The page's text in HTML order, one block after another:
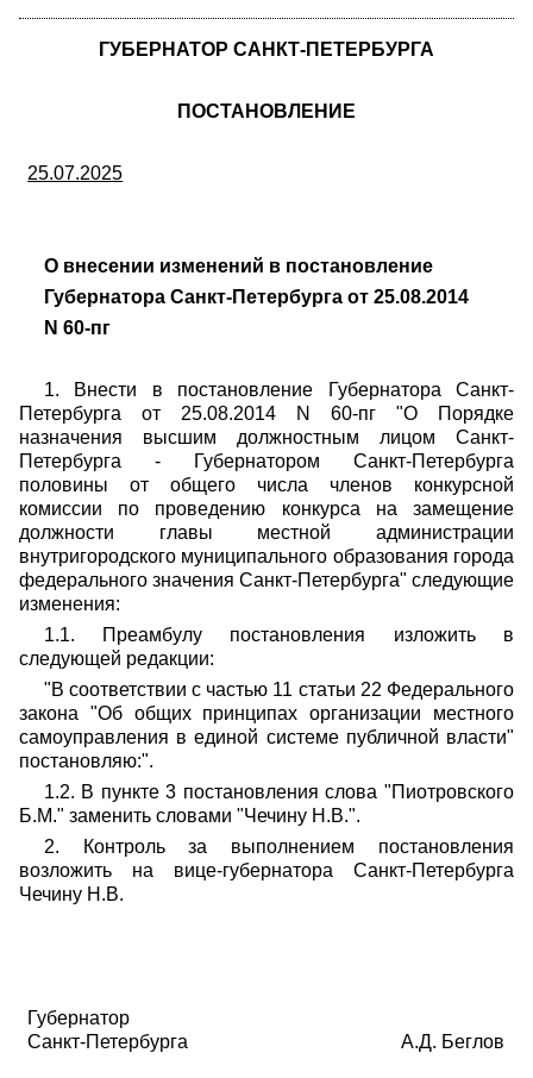
ГУБЕРНАТОР САНКТ-ПЕТЕРБУРГА
ПОСТАНОВЛЕНИЕ
25.07.2025
О внесении изменений в постановление
Губернатора Санкт-Петербурга от 25.08.2014
N 60-пг
1. Внести в постановление Губернатора Санкт-
Петербурга от 25.08.2014 N 60-пг "О Порядке
назначения высшим должностным лицом Санкт-
Петербурга - Губернатором Санкт-Петербурга
половины от общего числа членов конкурсной
комиссии по проведению конкурса на замещение
должности главы местной администрации
внутригородского муниципального образования города
федерального значения Санкт-Петербурга" следующие
изменения:
1.1. Преамбулу постановления изложить в
следующей редакции:
"В соответствии с частью 11 статьи 22 Федерального
закона "Об общих принципах организации местного
самоуправления в единой системе публичной власти"
постановляю:".
1.2. В пункте 3 постановления слова "Пиотровского
Б.М." заменить словами "Чечину Н.В.".
2. Контроль за выполнением постановления
возложить на вице-губернатора Санкт-Петербурга
Чечину Н.В.
Губернатор
Санкт-Петербурга
А.Д. Беглов